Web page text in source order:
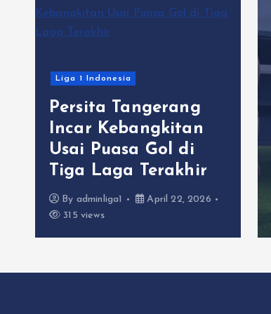
Liga 1 Indonesia
Persita Tangerang
Incar Kebangkitan
Usai Puasa Gol di
Tiga Laga Terakhir
By adminliga1
April 22, 2026
315 views